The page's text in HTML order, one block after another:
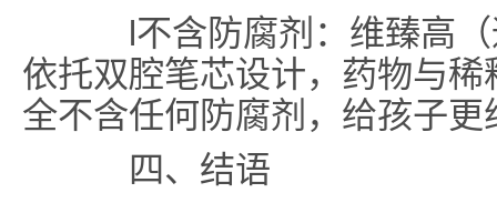
l不含防腐剂：维臻高（
依托双腔笔芯设计，药物与
全不含任何防腐剂，给孩子
四、结语